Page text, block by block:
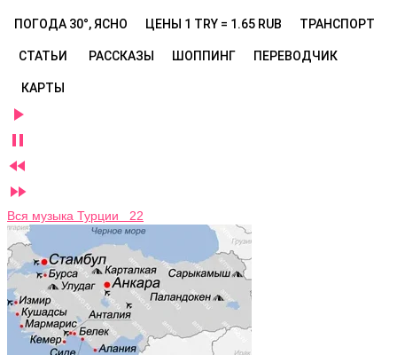
ПОГОДА 30°, ЯСНО ЦЕНЫ 1 TRY = 1.65 RUB ТРАНСПОРТ
СТАТЬИ РАССКАЗЫ ШОППИНГ ПЕРЕВОДЧИК
КАРТЫ




Вся музыка Турции 22